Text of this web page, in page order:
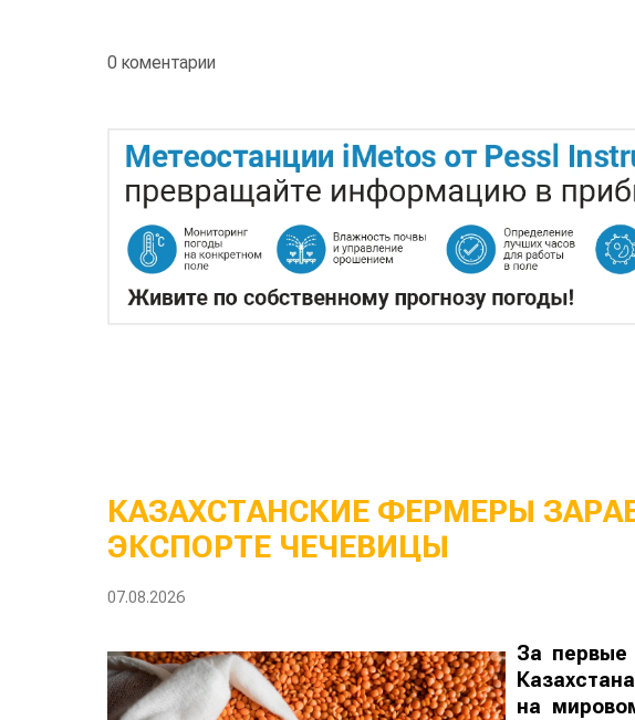
0 коментарии
КАЗАХСТАНСКИЕ ФЕРМЕРЫ
ЭКСПОРТЕ ЧЕЧЕВИЦЫ
07.08.2026
За первые
на